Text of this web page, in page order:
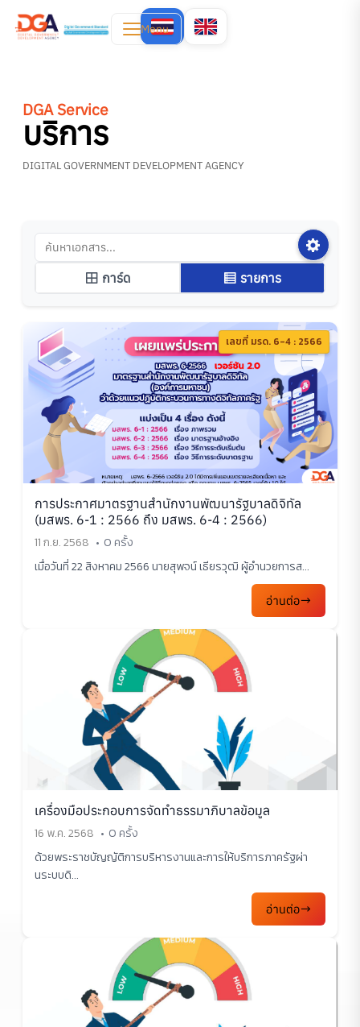
Menu
DGA Service
บริการ
DIGITAL GOVERNMENT DEVELOPMENT AGENCY
การ์ด รายการ
เลขที่ มรด. 6-4 : 2566
การประกาศมาตรฐานสำนักงานพัฒนารัฐบาลดิจิทัล
(มสพร. 6-1 : 2566 ถึง มสพร. 6-4 : 2566)
11 ก.ย. 2568
0 ครั้ง
เมื่อวันที่ 22 สิงหาคม 2566 นายสุพจน์ เธียรวุฒิ ผู้อำนวยการส...
อ่านต่อ
เครื่องมือประกอบการจัดทำธรรมาภิบาลข้อมูล
16 พ.ค. 2568
0 ครั้ง
ด้วยพระราชบัญญัติการบริหารงานและการให้บริการภาครัฐผ่า
นระบบดิ...
อ่านต่อ